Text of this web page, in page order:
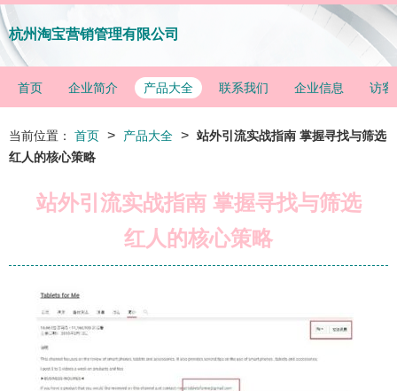
杭州淘宝营销管理有限公司
首页 企业简介 产品大全 联系我们 企业信息 访客
当前位置： 首页 > 产品大全 > 站外引流实战指南 掌握寻找与筛选
红人的核心策略
站外引流实战指南 掌握寻找与筛选
红人的核心策略